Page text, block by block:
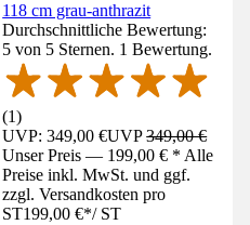
118 cm grau-anthrazit
Durchschnittliche Bewertung:
5 von 5 Sternen. 1 Bewertung.
(1)
UVP: 349,00 €UVP349,00 €
Unser Preis — 199,00 € * Alle
Preise inkl. MwSt. und ggf.
zzgl. Versandkosten pro
ST199,00 €*/ ST